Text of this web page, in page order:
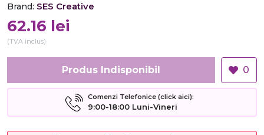
Brand: SES Creative
62.16 lei
(TVA inclus)
Produs Indisponibil 0
Comenzi Telefonice (click aici):
9:00-18:00 Luni-Vineri